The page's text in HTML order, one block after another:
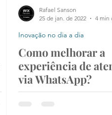
Rafael Sanson
25 de jan. de 2022
4 min
Inovação no dia a dia
Como melhorar a
experiência de
via WhatsApp?